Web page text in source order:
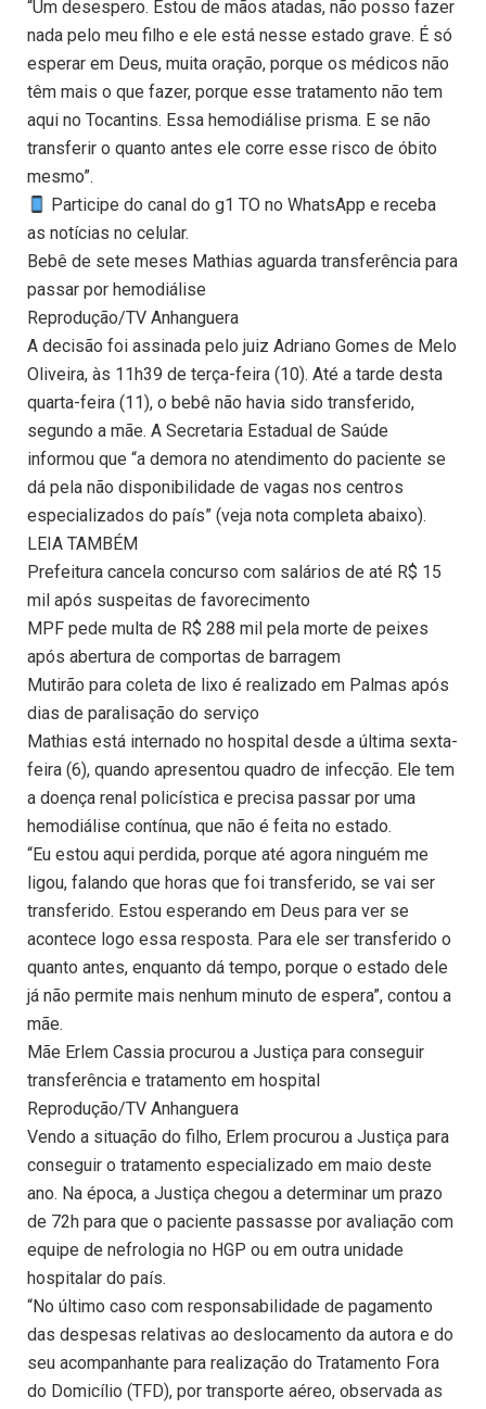
“Um desespero. Estou de mãos atadas, não posso fazer
nada pelo meu filho e ele está nesse estado grave. É só
esperar em Deus, muita oração, porque os médicos não
têm mais o que fazer, porque esse tratamento não tem
aqui no Tocantins. Essa hemodiálise prisma. E se não
transferir o quanto antes ele corre esse risco de óbito
mesmo”.
Participe do canal do g1 TO no WhatsApp e receba
as notícias no celular.
Bebê de sete meses Mathias aguarda transferência para
passar por hemodiálise
Reprodução/TV Anhanguera
A decisão foi assinada pelo juiz Adriano Gomes de Melo
Oliveira, às 11h39 de terça-feira (10). Até a tarde desta
quarta-feira (11), o bebê não havia sido transferido,
segundo a mãe. A Secretaria Estadual de Saúde
informou que “a demora no atendimento do paciente se
dá pela não disponibilidade de vagas nos centros
especializados do país” (veja nota completa abaixo).
LEIA TAMBÉM
Prefeitura cancela concurso com salários de até R$ 15
mil após suspeitas de favorecimento
MPF pede multa de R$ 288 mil pela morte de peixes
após abertura de comportas de barragem
Mutirão para coleta de lixo é realizado em Palmas após
dias de paralisação do serviço
Mathias está internado no hospital desde a última sexta-
feira (6), quando apresentou quadro de infecção. Ele tem
a doença renal policística e precisa passar por uma
hemodiálise contínua, que não é feita no estado.
“Eu estou aqui perdida, porque até agora ninguém me
ligou, falando que horas que foi transferido, se vai ser
transferido. Estou esperando em Deus para ver se
acontece logo essa resposta. Para ele ser transferido o
quanto antes, enquanto dá tempo, porque o estado dele
já não permite mais nenhum minuto de espera”, contou a
mãe.
Mãe Erlem Cassia procurou a Justiça para conseguir
transferência e tratamento em hospital
Reprodução/TV Anhanguera
Vendo a situação do filho, Erlem procurou a Justiça para
conseguir o tratamento especializado em maio deste
ano. Na época, a Justiça chegou a determinar um prazo
de 72h para que o paciente passasse por avaliação com
equipe de nefrologia no HGP ou em outra unidade
hospitalar do país.
“No último caso com responsabilidade de pagamento
das despesas relativas ao deslocamento da autora e do
seu acompanhante para realização do Tratamento Fora
do Domicílio (TFD), por transporte aéreo, observada as